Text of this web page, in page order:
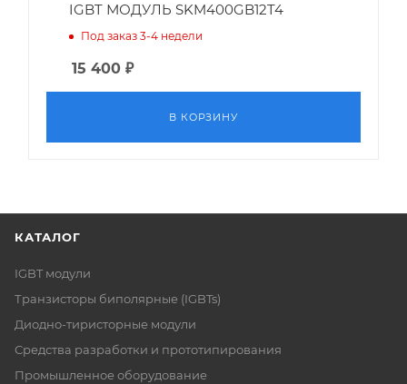
IGBT МОДУЛЬ SKM400GB12T4
Под заказ 3-4 недели
15 400 ₽
В КОРЗИНУ
КАТАЛОГ
IGBT модули
Транзисторы биполярные (IGBTs)
Диодно-тиристорные модули
Средства разработки и прототипирования
Промышленное оборудование